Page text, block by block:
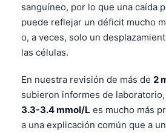
sanguíneo, por lo que una caída
puede reflejar un déficit mucho
o, a veces, solo un
las células.
En nuestra revisión de más de 2
subieron informes de
3.3-3.4 mmol/L es mucho más
a una explicación común que a